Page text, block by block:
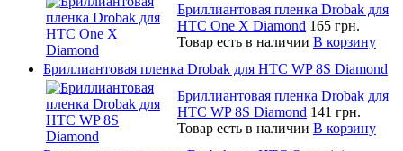
Бриллиантовая пленка Drobak для
HTC One X Diamond 165 грн.
Товар есть в наличии В корзину
Бриллиантовая пленка Drobak для HTC WP 8S Diamond
Бриллиантовая пленка Drobak для
HTC WP 8S Diamond 141 грн.
Товар есть в наличии В корзину